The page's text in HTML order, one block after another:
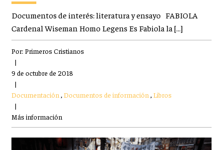
Documentos de interés: literatura y ensayo FABIOLA
Cardenal Wiseman Homo Legens Es Fabiola la […]
Por: Primeros Cristianos
|
9 de octubre de 2018
|
Documentación ,Documentos de información ,Libros
|
Más información